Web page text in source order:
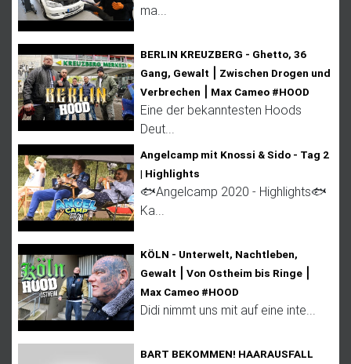
ma...
BERLIN KREUZBERG - Ghetto, 36
Gang, Gewalt ⎮ Zwischen Drogen und
Verbrechen ⎮ Max Cameo #HOOD
Eine der bekanntesten Hoods
Deut...
Angelcamp mit Knossi & Sido - Tag 2
| Highlights
🐟Angelcamp 2020 - Highlights🐟
Ka...
KÖLN - Unterwelt, Nachtleben,
Gewalt ⎮ Von Ostheim bis Ringe ⎮
Max Cameo #HOOD
Didi nimmt uns mit auf eine inte...
BART BEKOMMEN! HAARAUSFALL